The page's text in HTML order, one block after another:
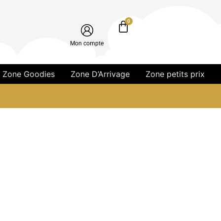
Mon compte
0
Zone Goodies Zone D’Arrivage Zone petits prix